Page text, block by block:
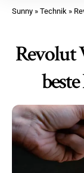
Sunny » Technik »
Revolut